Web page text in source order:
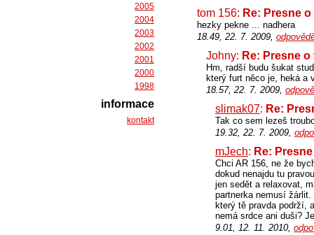
tom 156: Re: Presne
hezky pekne ... nadhera
18.49, 22. 7. 2009,
Johny: Re: Presne
Hm, radší budu šukat
který furt něco je, heká a
18.57, 22. 7. 2009,
slimak07: Re:
Tak co sem lezeš
19.32, 22. 7. 2009,
mJech: Re:
Chci AR 156, ne že
dokud nenajdu tu
jen sedět a relaxovat,
partnerka nemusí
který tě pravda podrží,
nemá srdce ani duši?
9.01, 12. 11. 2010,
2005
2004
2003
2002
2001
2000
1998
informace
kontakt